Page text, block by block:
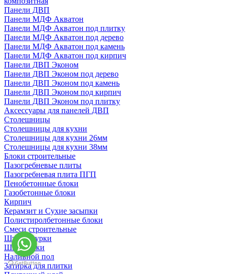
Панели ДВП
Панели МДФ Акватон
Панели МДФ Акватон под плитку
Панели МДФ Акватон под дерево
Панели МДФ Акватон под камень
Панели МДФ Акватон под кирпич
Панели ДВП Эконом
Панели ДВП Эконом под дерево
Панели ДВП Эконом под камень
Панели ДВП Эконом под кирпич
Панели ДВП Эконом под плитку
Аксессуары для панелей ДВП
Столешницы
Столешницы для кухни
Столешницы для кухни 26мм
Столешницы для кухни 38мм
Блоки строительные
Пазогребневые плиты
Пазогребневая плита ПГП
Пенобетонные блоки
Газобетонные блоки
Кирпич
Керамзит и Сухие засыпки
Полистиролбетонные блоки
Смеси строительные
Штукартурки
Шпаклевки
Наливной пол
Затирка для плитки